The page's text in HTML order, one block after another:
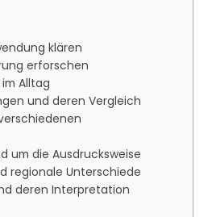
klären
erforschen
Alltag
und deren Vergleich
um die Ausdrucksweise
regionale Unterschiede
deren Interpretation